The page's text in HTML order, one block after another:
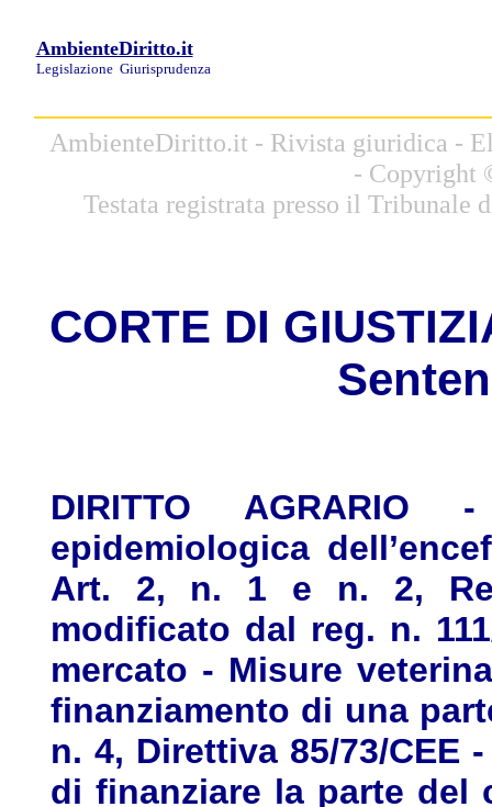
AmbienteDiritto.it
Legislazione Giurisprudenza
AmbienteDiritto.it - Rivista giuridica -
- Copyright
Testata registrata presso il Tribunale
CORTE DI
DIRITTO
epidemiologica
Art. 2, n. 1 e n. 2,
modificato dal reg. n.
mercato - Misure
finanziamento di una
n. 4, Direttiva 85/73/CEE
di finanziare la parte del